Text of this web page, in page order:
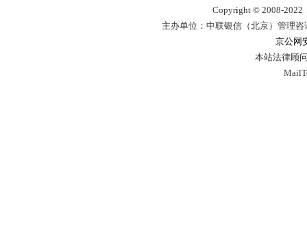
Copyright © 2008-2022
主办单位：中联银信（北京）管理
京公网
本站法律顾